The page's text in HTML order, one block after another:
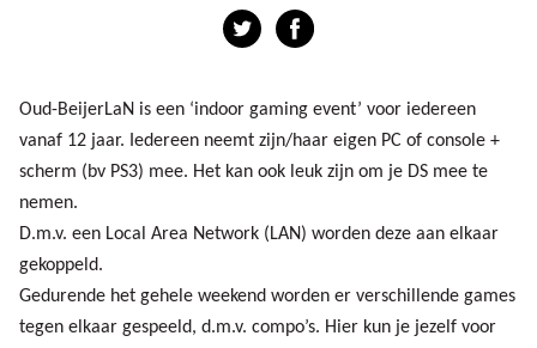
Twitter
Oud-BeijerLaN is een ‘indoor gaming event’ voor iedereen
vanaf 12 jaar. Iedereen neemt zijn/haar eigen PC of console +
scherm (bv PS3) mee. Het kan ook leuk zijn om je DS mee te
nemen.
D.m.v. een Local Area Network (LAN) worden deze aan elkaar
gekoppeld.
Gedurende het gehele weekend worden er verschillende games
tegen elkaar gespeeld, d.m.v. compo’s. Hier kun je jezelf voor